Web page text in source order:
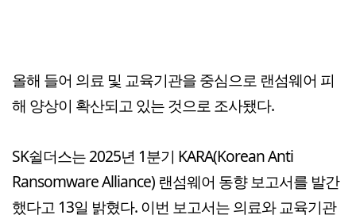
올해 들어 의료 및 교육기관을 중심으로 랜섬웨어 피
해 양상이 확산되고 있는 것으로 조사됐다.
SK쉴더스는 2025년 1분기 KARA(Korean Anti
Ransomware Alliance) 랜섬웨어 동향 보고서를 발간
했다고 13일 밝혔다. 이번 보고서는 의료와 교육기관